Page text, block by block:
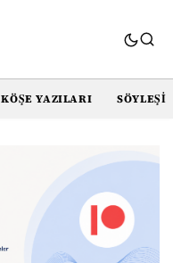
KÖŞE YAZILARI SÖYLEŞI